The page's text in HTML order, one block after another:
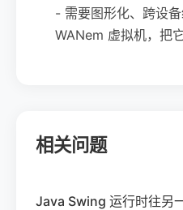
- 需要图形化、跨设
WANem 虚拟机，把
相关问题
Java Swing 运行时往另